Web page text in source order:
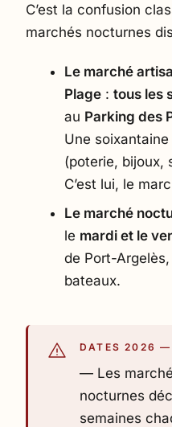
C’est la confusion
marchés nocturnes
Le marché
Plage: tous les
au Parking des
Une
(poterie, bijoux,
C’est lui, le
Le marché
le mardi et le
de Port-Argelès,
bateaux.
DATES 2026 —
— Les
nocturnes
semaines